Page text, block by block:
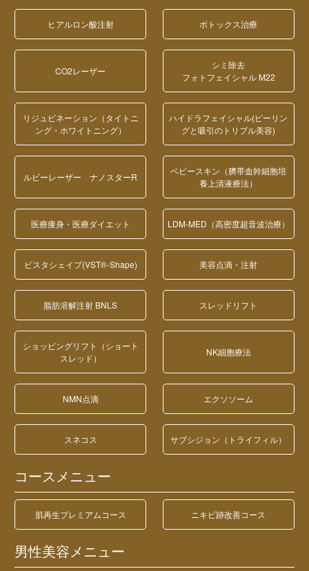
ヒアルロン酸注射 ボトックス治療
CO2レーザー
シミ除去
フォトフェイシャル M22
リジュビネーション（タイトニ
ング・ホワイトニング）
ハイドラフェイシャル(ピーリン
グと吸引のトリプル美容)
ルビーレーザー ナノスターR
ベビースキン（臍帯血幹細胞培
養上清液療法）
医療痩身・医療ダイエット LDM-MED（高密度超音波治療）
ビスタシェイプ(VST®-Shape) 美容点滴・注射
脂肪溶解注射 BNLS スレッドリフト
ショッピングリフト（ショート
スレッド）
NK細胞療法
NMN点滴 エクソソーム
スネコス サブシジョン（トライフィル）
コースメニュー
肌再生プレミアムコース ニキビ跡改善コース
男性美容メニュー